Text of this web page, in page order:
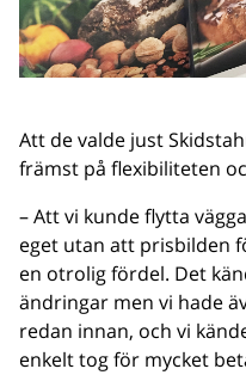
Att de valde just
främst på flexibiliteten
– Att vi kunde flytta
eget utan att prisbilden
en otrolig fördel. Det
ändringar men vi hade
redan innan, och vi
enkelt tog för mycket